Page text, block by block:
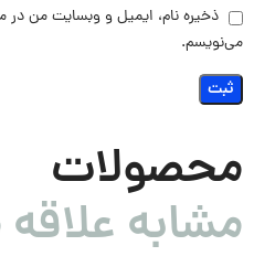
ذخیره نام، ایمیل و وبسایت من در
می‌نویسم.
محصولات
مشابه